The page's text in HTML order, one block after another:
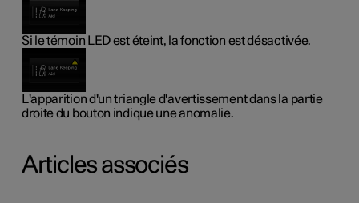
Si le témoin LED est éteint, la fonction est désactivée.
L'apparition d'un triangle d'avertissement dans la partie
droite du bouton indique une anomalie.
Articles associés